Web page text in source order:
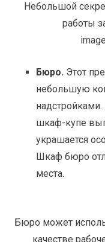
Небольшой
работы
Бюро. Этот
небольшую
шкаф-купе
украшается
Шкаф бюро
места.
Бюро может
качестве